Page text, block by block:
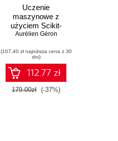
Uczenie
maszynowe z
użyciem Scikit-
Learn, Keras i
Wydanie III
Aurélien Géron
(107,40 zł najniższa cena z 30
dni)
112.77 zł
179.00zł (-37%)